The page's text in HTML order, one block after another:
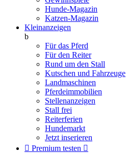
Hunde-Magazin
Katzen-Magazin
Kleinanzeigen
b
Für das Pferd
Für den Reiter
Rund um den Stall
Kutschen und Fahrzeuge
Landmaschinen
Pferdeimmobilien
Stellenanzeigen
Stall frei
Reiterferien
Hundemarkt
Jetzt inserieren
 Premium testen 